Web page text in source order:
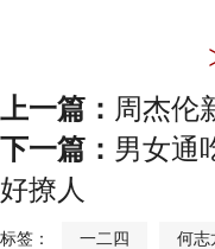
上一篇： 周杰伦
下一篇： 男女通
好撩人
标签： 一二四 何志